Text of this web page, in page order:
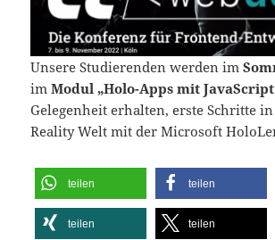
Unsere Studierenden werden im
imModul „Holo-Apps mit
Gelegenheit erhalten, erste Schritte
Reality Welt mit der Microsoft
teilen teilen
teilen teilen